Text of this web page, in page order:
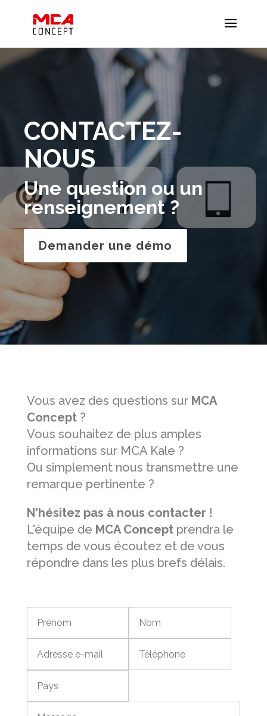
CONTACTEZ-
NOUS
Une question ou un
renseignement ?
Demander une démo
Vous avez des questions sur MCA
Concept?
Vous souhaitez de plus amples
informations sur MCA Kale ?
Ou simplement nous transmettre une
remarque pertinente ?
N'hésitez pas à nous contacter !
L'équipe de MCA Conceptprendra le
temps de vous écoutez et de vous
répondre dans les plus brefs délais.